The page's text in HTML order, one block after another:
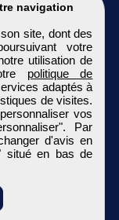
navigation
site, dont des
votre
utilisation de
politique de
adaptés à
de visites.
vos
Par
d'avis en
situé en bas de